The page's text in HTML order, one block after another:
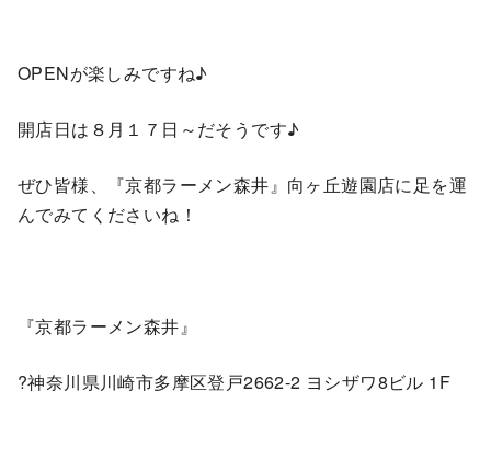
OPENが楽しみですね♪
開店日は８月１７日～だそうです♪
ぜひ皆様、『京都ラーメン森井』向ヶ丘遊園店に足を運
んでみてくださいね！
『京都ラーメン森井』
?神奈川県川崎市多摩区登戸2662-2 ヨシザワ8ビル 1F